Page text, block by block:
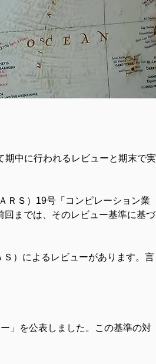
中に行われるレビューと期末で実
ＲＳ）19号「コンピレーション業
までは、そのレビュー基準に基づ
）によるレビューがあります。言
」を公表しました。この基準の対